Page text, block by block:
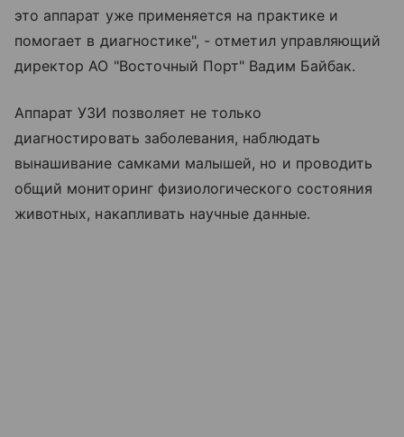
это аппарат уже применяется на практике и
помогает в диагностике", - отметил управляющий
директор АО "Восточный Порт" Вадим Байбак.
Аппарат УЗИ позволяет не только
диагностировать заболевания, наблюдать
вынашивание самками малышей, но и проводить
общий мониторинг физиологического состояния
животных, накапливать научные данные.